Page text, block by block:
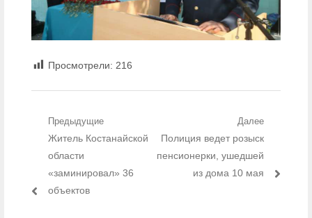
Просмотрели: 216
Навигация по записям
Предыдущие
Предыдущий пост:
Житель Костанайской
области
«заминировал» 36
объектов
Далее
Следующий пост:
Полиция ведет розыск
пенсионерки, ушедшей
из дома 10 мая